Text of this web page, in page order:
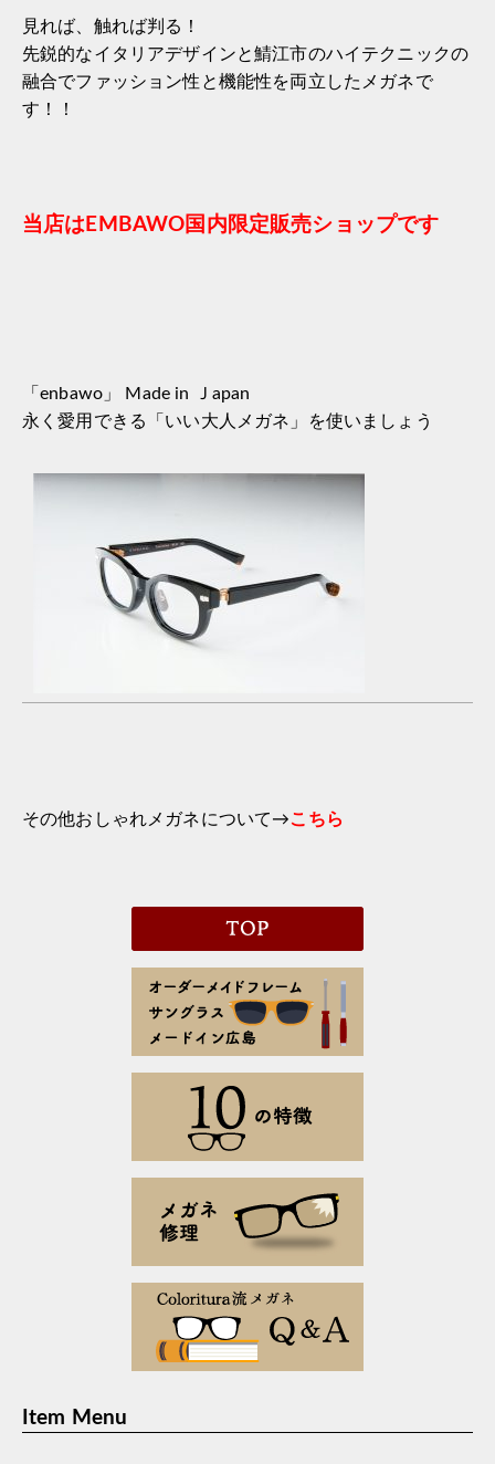
見れば、触れば判る！
先鋭的なイタリアデザインと鯖江市のハイテクニックの
融合でファッション性と機能性を両立したメガネで
す！！
当店はEMBAWO国内限定販売ショップです
「enbawo」 Made in Ｊapan
永く愛用できる「いい大人メガネ」を使いましょう
その他おしゃれメガネについて→こちら
Item Menu